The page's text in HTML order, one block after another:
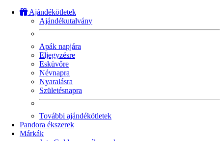
Ajándékötletek
Ajándékutalvány
Apák napjára
Eljegyzésre
Esküvőre
Névnapra
Nyaralásra
Születésnapra
További ajándékötletek
Pandora ékszerek
Márkák